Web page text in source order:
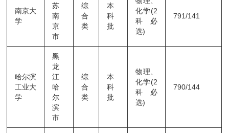
南京大
学
苏
南
京
市
综
合
类
本
科
批
化学(2
科必
选)
791/141
哈尔滨
工业大
学
黑
龙
江
哈
尔
滨
市
综
合
类
本
科
批
物理、
化学(2
科必
选)
790/144